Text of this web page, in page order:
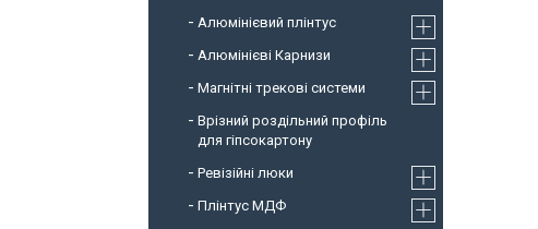
Алюмінієвий плінтус
Алюмінієві Карнизи
Магнітні трекові системи
Врізний роздільний профіль
для гіпсокартону
Ревізійні люки
Плінтус МДФ